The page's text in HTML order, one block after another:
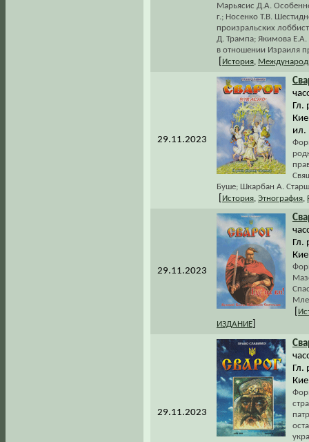
Марьясис Д.А.
г.; Носенко Т.В.
произральских
Д. Трампа; Якимова
в отношении Израиля
История
29.11.2023
Гл.
ил.
Буше; Шкарбан А.
История Этнография
29.11.2023
Гл.
ИЗДАНИЕ
29.11.2023
Гл.